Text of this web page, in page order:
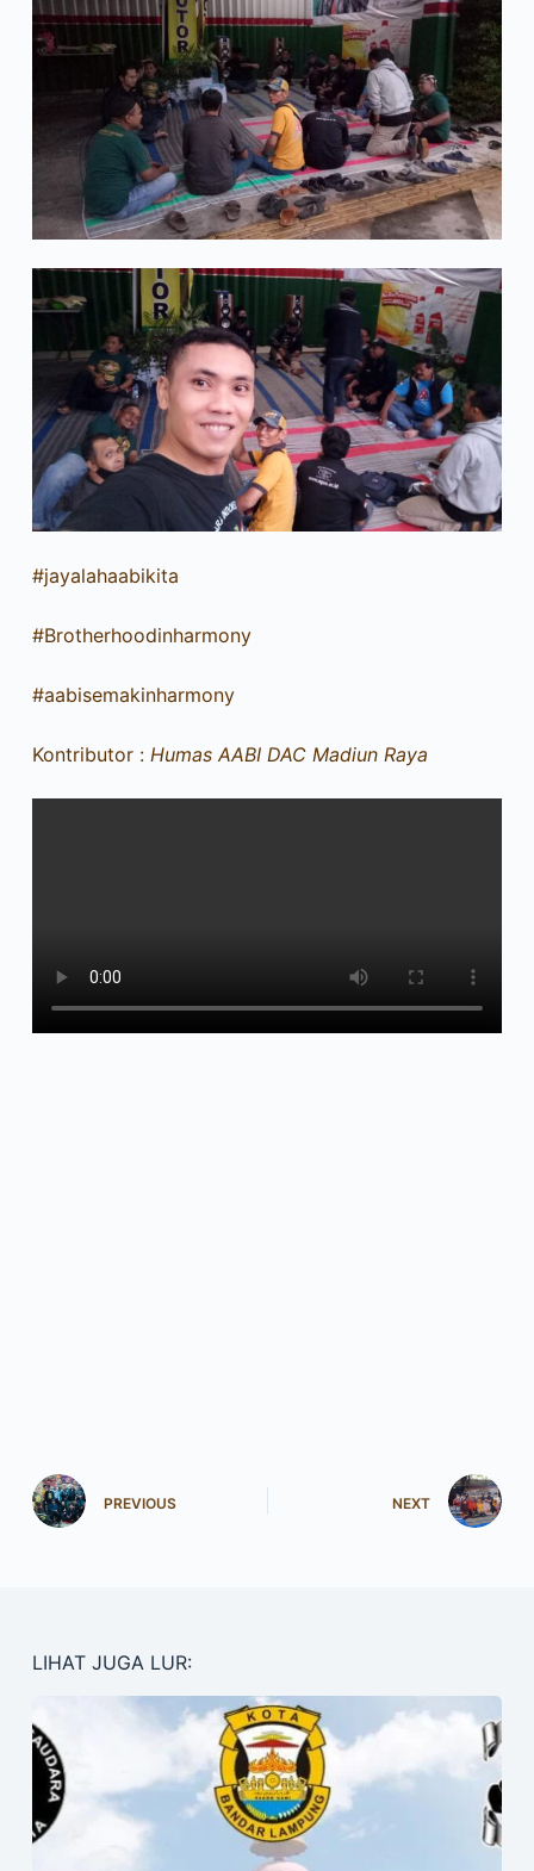
#jayalahaabikita
#Brotherhoodinharmony
#aabisemakinharmony
Kontributor : Humas AABI DAC Madiun Raya
PREVIOUS NEXT
LIHAT JUGA LUR: